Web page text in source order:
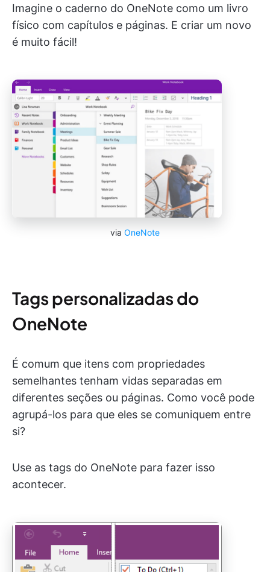
Imagine o caderno do OneNote como um livro
físico com capítulos e páginas. E criar um novo
é muito fácil!
via OneNote
Tags personalizadas do
OneNote
É comum que itens com propriedades
semelhantes tenham vidas separadas em
diferentes seções ou páginas. Como você pode
agrupá-los para que eles se comuniquem entre
si?
Use as tags do OneNote para fazer isso
acontecer.